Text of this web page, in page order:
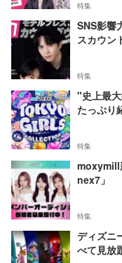
特集
SNS影響
スカウン
特集
"史上最
たっぷり
特集
moxymill
nex7」
特集
ディズニ
べて見放